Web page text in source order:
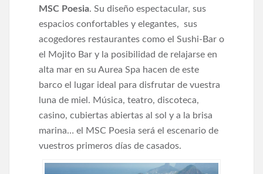
MSC Poesia. Su diseño espectacular, sus
espacios confortables y elegantes, sus
acogedores restaurantes como el Sushi-Bar o
el Mojito Bar y la posibilidad de relajarse en
alta mar en su Aurea Spa hacen de este
barco el lugar ideal para disfrutar de vuestra
luna de miel. Música, teatro, discoteca,
casino, cubiertas abiertas al sol y a la brisa
marina… el MSC Poesia será el escenario de
vuestros primeros días de casados.